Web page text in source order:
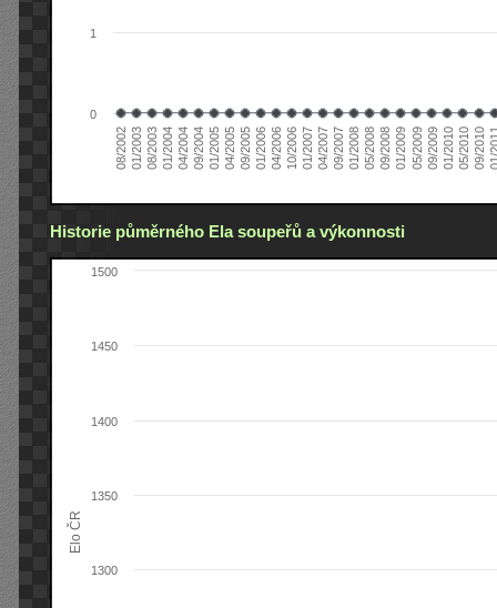
08/200201/200308/200301/200404/200409/200401/200504/200509/200501/200604/200610/200601/200704/200709/200701/200805/200809/200801/200905/200909/200901/201005/201009/2010
0
1
Historie půměrného Ela soupeřů a výkonnosti
Elo ČR
1300
1350
1400
1450
1500